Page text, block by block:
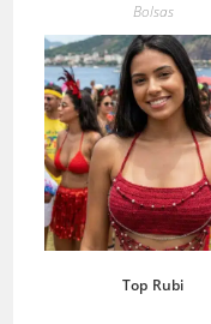
Bolsas
Top Rubi